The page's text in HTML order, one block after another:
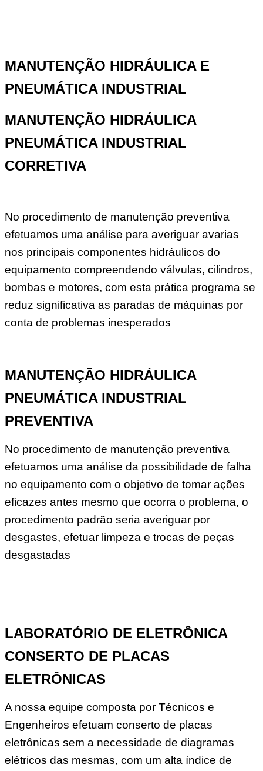
MANUTENÇÃO HIDRÁULICA E
PNEUMÁTICA INDUSTRIAL
MANUTENÇÃO HIDRÁULICA
PNEUMÁTICA INDUSTRIAL
CORRETIVA
No procedimento de manutenção preventiva
efetuamos uma análise para averiguar avarias
nos principais componentes hidráulicos do
equipamento compreendendo válvulas, cilindros,
bombas e motores, com esta prática programa se
reduz significativa as paradas de máquinas por
conta de problemas inesperados
MANUTENÇÃO HIDRÁULICA
PNEUMÁTICA INDUSTRIAL
PREVENTIVA
No procedimento de manutenção preventiva
efetuamos uma análise da possibilidade de falha
no equipamento com o objetivo de tomar ações
eficazes antes mesmo que ocorra o problema, o
procedimento padrão seria averiguar por
desgastes, efetuar limpeza e trocas de peças
desgastadas
LABORATÓRIO DE ELETRÔNICA
CONSERTO DE PLACAS
ELETRÔNICAS
A nossa equipe composta por Técnicos e
Engenheiros efetuam conserto de placas
eletrônicas sem a necessidade de diagramas
elétricos das mesmas, com um alta índice de